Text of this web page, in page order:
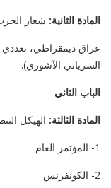
المادة الثانية: شعار
عراق ديمقراطي، تعددي
السرياني الآشوري).
الباب الثاني
المادة الثالثة: الهيكل
1- المؤتمر العام
2- الكونفرنس